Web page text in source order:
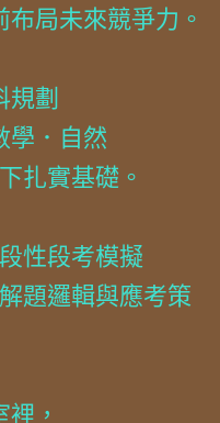
局未來競爭力。
規劃
學．自然
扎實基礎。
性段考模擬
題邏輯與應考策
，